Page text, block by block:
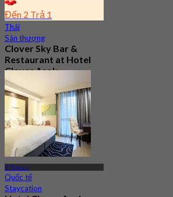
Đến 2 Trả 1
Thái
Sân thượng
Clover Sky Bar &
Restaurant at Hotel
Clover Asok
4.6
856 Đã đặt chỗ
Từ ฿ 277.5
BTS Asok
Quốc tế
Staycation